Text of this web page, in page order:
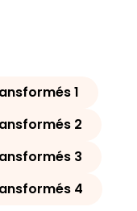
1
2
3
4